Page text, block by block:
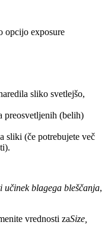
opcijo exposure
sliko svetlejšo,
preosvetljenih (belih)
sliki (če potrebujete več
učinek blagega bleščanja,
vrednosti zaSize,